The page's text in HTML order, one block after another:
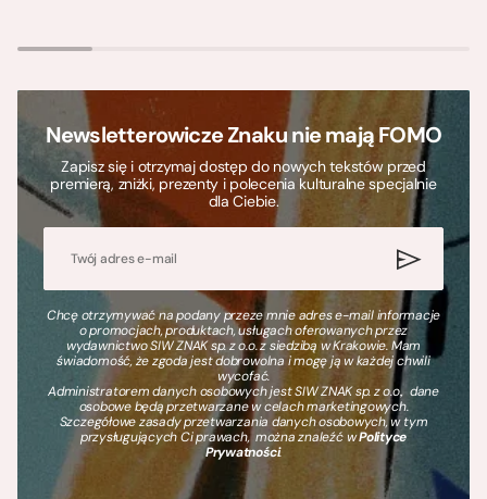
Newsletterowicze Znaku nie mają FOMO
Zapisz się i otrzymaj dostęp do nowych tekstów przed
premierą, zniżki, prezenty i polecenia kulturalne specjalnie
dla Ciebie.
Chcę otrzymywać na podany przeze mnie adres e-mail informacje
o promocjach, produktach, usługach oferowanych przez
wydawnictwo SIW ZNAK sp. z o.o. z siedzibą w Krakowie. Mam
świadomość, że zgoda jest dobrowolna i mogę ją w każdej chwili
wycofać.
Administratorem danych osobowych jest SIW ZNAK sp. z o.o., dane
osobowe będą przetwarzane w celach marketingowych.
Szczegółowe zasady przetwarzania danych osobowych, w tym
przysługujących Ci prawach, można znaleźć wPolityce
Prywatności.